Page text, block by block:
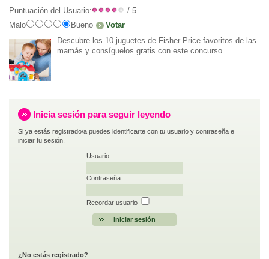
Puntuación del Usuario:
/ 5
Malo
Bueno
Descubre los 10 juguetes de Fisher Price favoritos de las
mamás y consíguelos gratis con este concurso.
Inicia sesión para seguir leyendo
Si ya estás registrado/a puedes identificarte con tu usuario y contraseña e
iniciar tu sesión.
Usuario
Contraseña
Recordar usuario
¿No estás registrado?